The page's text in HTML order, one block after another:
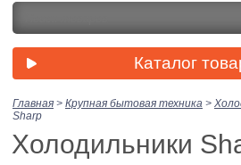
Каталог
Главная > Крупная бытовая техника >
Sharp
Холодильники